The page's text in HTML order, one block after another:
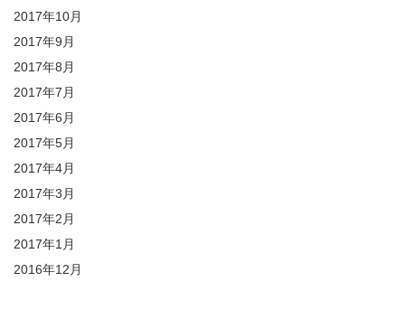
2017年10月
2017年9月
2017年8月
2017年7月
2017年6月
2017年5月
2017年4月
2017年3月
2017年2月
2017年1月
2016年12月